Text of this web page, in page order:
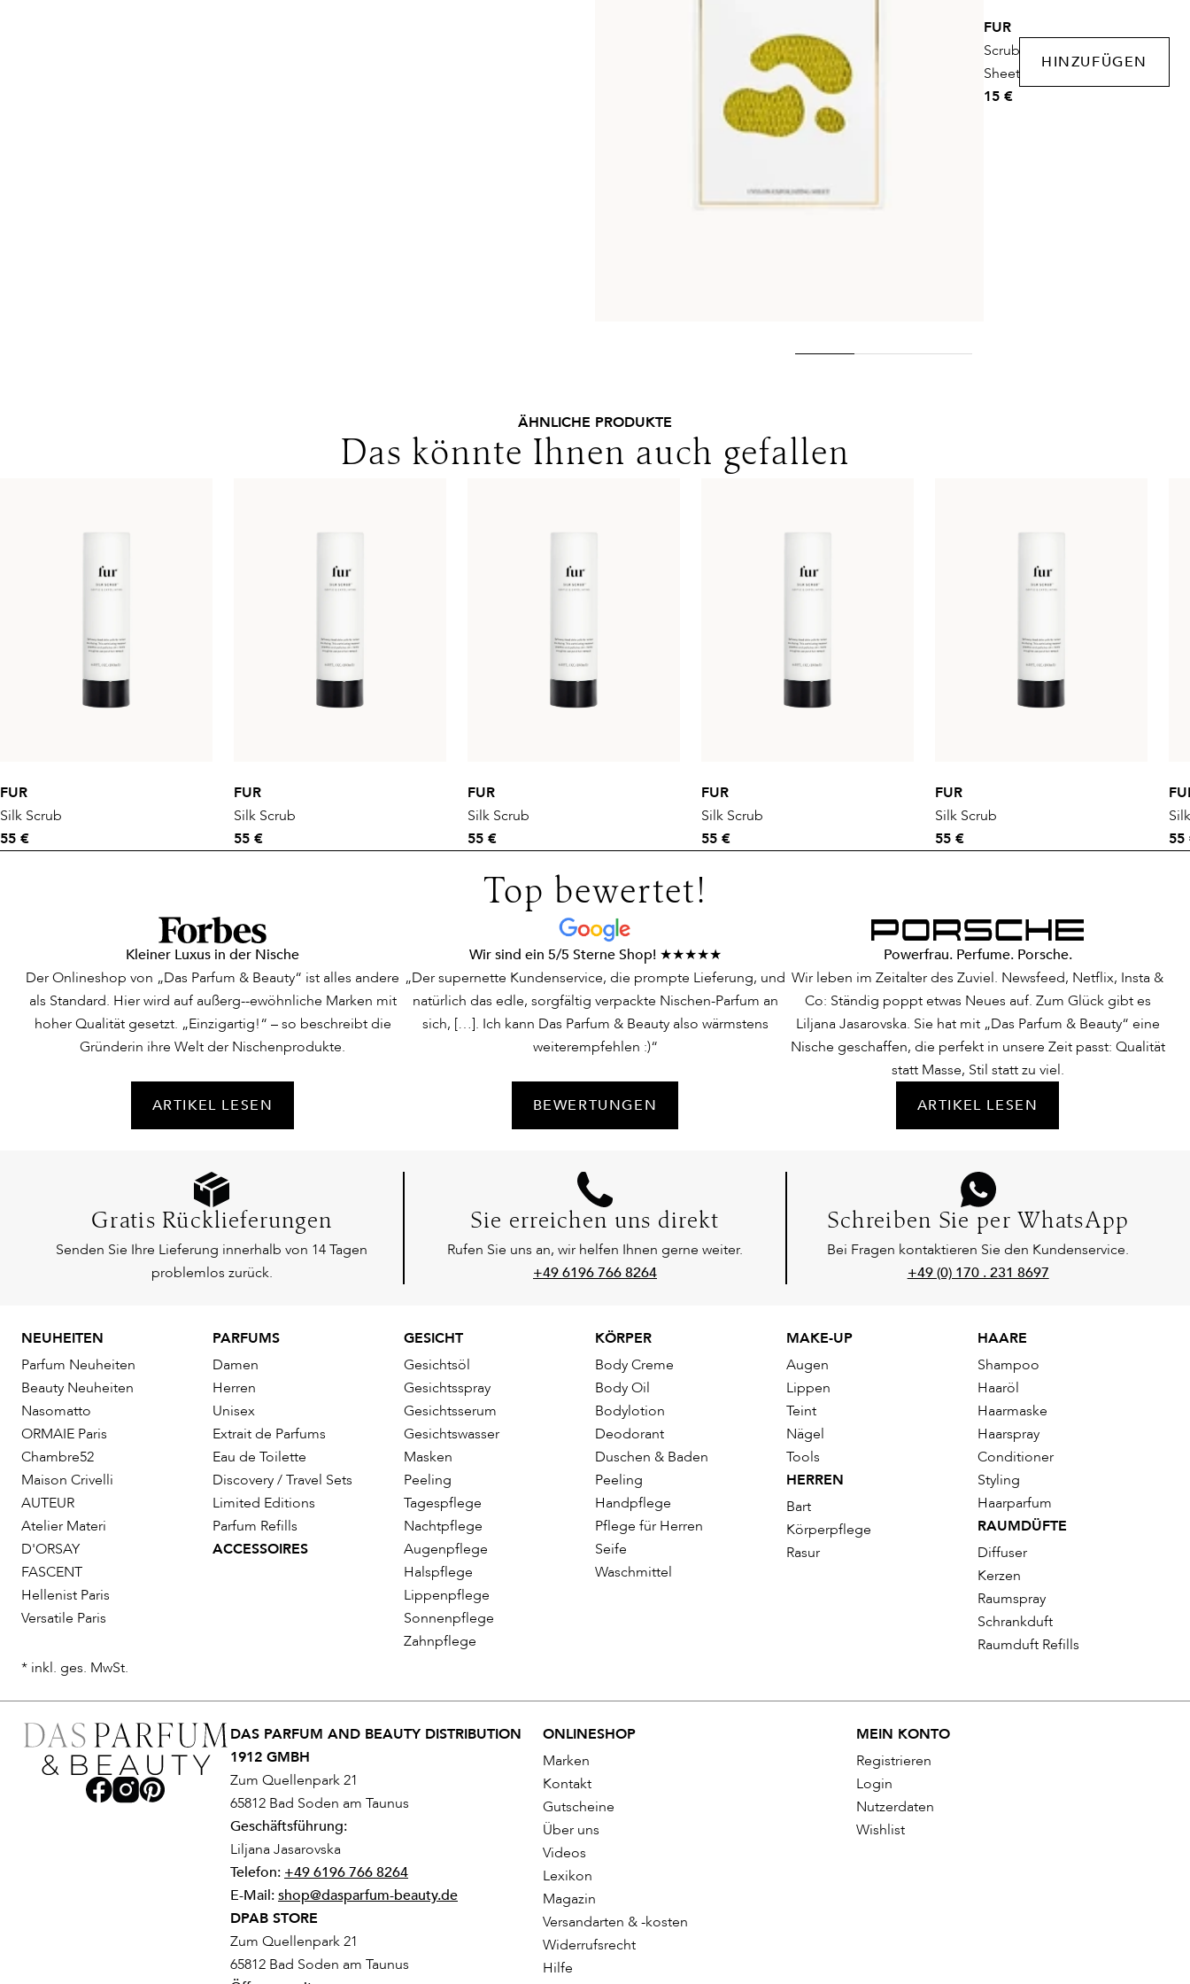
FUR
Scrub
Sheet
15 €
HINZUFÜGEN
ÄHNLICHE PRODUKTE
Das könnte Ihnen auch gefallen
FUR
Silk Scrub
55 €
FUR
Silk Scrub
55 €
FUR
Silk Scrub
55 €
FUR
Silk Scrub
55 €
FUR
Silk Scrub
55 €
55
Top bewertet!
Kleiner Luxus in der Nische
Der Onlineshop von „Das Parfum & Beauty“ ist alles andere
als Standard. Hier wird auf außerg--ewöhnliche Marken mit
hoher Qualität gesetzt. „Einzigartig!“ – so beschreibt die
Gründerin ihre Welt der Nischenprodukte.
ARTIKEL LESEN
Wir sind ein 5/5 Sterne Shop! ★★★★★
„Der supernette Kundenservice, die prompte Lieferung, und
natürlich das edle, sorgfältig verpackte Nischen-Parfum an
sich, […]. Ich kann Das Parfum & Beauty also wärmstens
weiterempfehlen :)“
BEWERTUNGEN
Powerfrau. Perfume. Porsche.
Wir leben im Zeitalter des Zuviel. Newsfeed, Netflix, Insta &
Co: Ständig poppt etwas Neues auf. Zum Glück gibt es
Liljana Jasarovska. Sie hat mit „Das Parfum & Beauty“ eine
Nische geschaffen, die perfekt in unsere Zeit passt: Qualität
statt Masse, Stil statt zu viel.
ARTIKEL LESEN
Gratis Rücklieferungen
Senden Sie Ihre Lieferung innerhalb von 14 Tagen
problemlos zurück.
Sie erreichen uns direkt
Rufen Sie uns an, wir helfen Ihnen gerne weiter.
+49 6196 766 8264
Schreiben Sie per WhatsApp
Bei Fragen kontaktieren Sie den Kundenservice.
+49 (0) 170 . 231 8697
NEUHEITEN
Parfum Neuheiten
Beauty Neuheiten
Nasomatto
ORMAIE Paris
Chambre52
Maison Crivelli
AUTEUR
Atelier Materi
D'ORSAY
FASCENT
Hellenist Paris
Versatile Paris
PARFUMS
Damen
Herren
Unisex
Extrait de Parfums
Eau de Toilette
Discovery / Travel Sets
Limited Editions
Parfum Refills
ACCESSOIRES
GESICHT
Gesichtsöl
Gesichtsspray
Gesichtsserum
Gesichtswasser
Masken
Peeling
Tagespflege
Nachtpflege
Augenpflege
Halspflege
Lippenpflege
Sonnenpflege
Zahnpflege
KÖRPER
Body Creme
Body Oil
Bodylotion
Deodorant
Duschen & Baden
Peeling
Handpflege
Pflege für Herren
Seife
Waschmittel
MAKE-UP
Augen
Lippen
Teint
Nägel
Tools
HERREN
Bart
Körperpflege
Rasur
HAARE
Shampoo
Haaröl
Haarmaske
Haarspray
Conditioner
Styling
Haarparfum
RAUMDÜFTE
Diffuser
Kerzen
Raumspray
Schrankduft
Raumduft Refills
* inkl. ges. MwSt.
DAS PARFUM AND BEAUTY DISTRIBUTION
1912 GMBH
Zum Quellenpark 21
65812 Bad Soden am Taunus
Geschäftsführung:
Liljana Jasarovska
Telefon: +49 6196 766 8264
E-Mail:shop@dasparfum-beauty.de
DPAB STORE
Zum Quellenpark 21
65812 Bad Soden am Taunus
ONLINESHOP
Marken
Kontakt
Gutscheine
Über uns
Videos
Lexikon
Magazin
Versandarten & -kosten
Widerrufsrecht
Hilfe
MEIN KONTO
Registrieren
Login
Nutzerdaten
Wishlist